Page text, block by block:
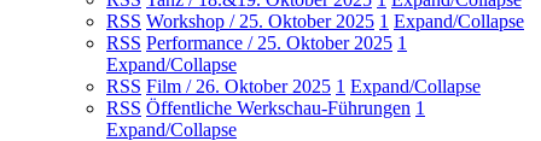
RSS Workshop / 25. Oktober 2025 1 Expand/Collapse
RSS Performance / 25. Oktober 2025 1
Expand/Collapse
RSS Film / 26. Oktober 2025 1 Expand/Collapse
RSS Öffentliche Werkschau-Führungen 1
Expand/Collapse